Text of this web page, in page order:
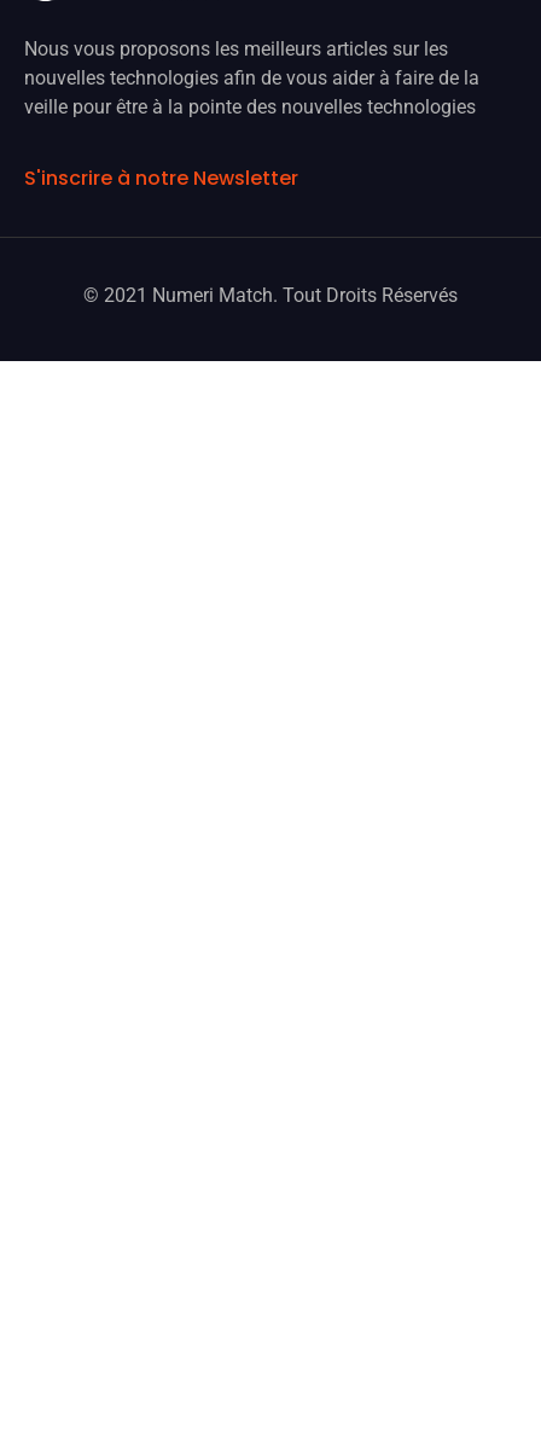
Nous vous proposons les meilleurs articles sur les
nouvelles technologies afin de vous aider à faire de la
veille pour être à la pointe des nouvelles technologies
S'inscrire à notre Newsletter
© 2021 Numeri Match. Tout Droits Réservés